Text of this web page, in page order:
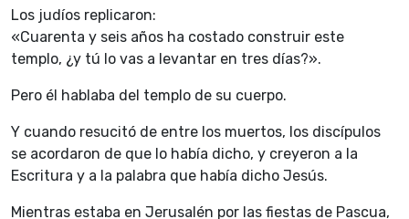
Los judíos replicaron:
«Cuarenta y seis años ha costado construir este
templo, ¿y tú lo vas a levantar en tres días?».
Pero él hablaba del templo de su cuerpo.
Y cuando resucitó de entre los muertos, los discípulos
se acordaron de que lo había dicho, y creyeron a la
Escritura y a la palabra que había dicho Jesús.
Mientras estaba en Jerusalén por las fiestas de Pascua,